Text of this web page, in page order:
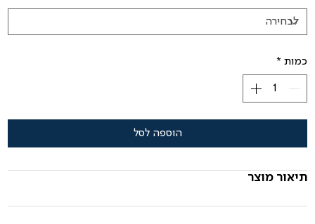
כמות *
הוספה לסל
תיאור מוצר